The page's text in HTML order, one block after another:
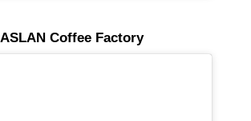
ASLAN Coffee Factory